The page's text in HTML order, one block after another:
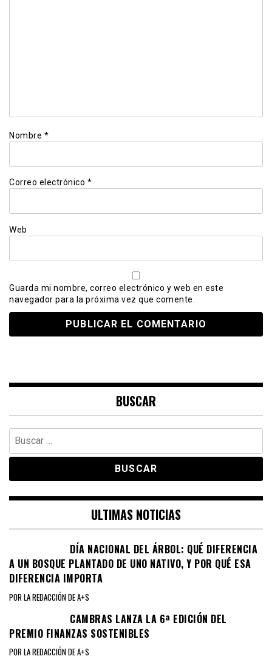
Nombre *
Correo electrónico *
Web
Guarda mi nombre, correo electrónico y web en este
navegador para la próxima vez que comente.
BUSCAR
Buscar:
ULTIMAS NOTICIAS
DÍA NACIONAL DEL ÁRBOL: QUÉ DIFERENCIA
A UN BOSQUE PLANTADO DE UNO NATIVO, Y POR QUÉ ESA
DIFERENCIA IMPORTA
POR LA REDACCIÓN DE A+S
CAMBRAS LANZA LA 6ª EDICIÓN DEL
PREMIO FINANZAS SOSTENIBLES
POR LA REDACCIÓN DE A+S